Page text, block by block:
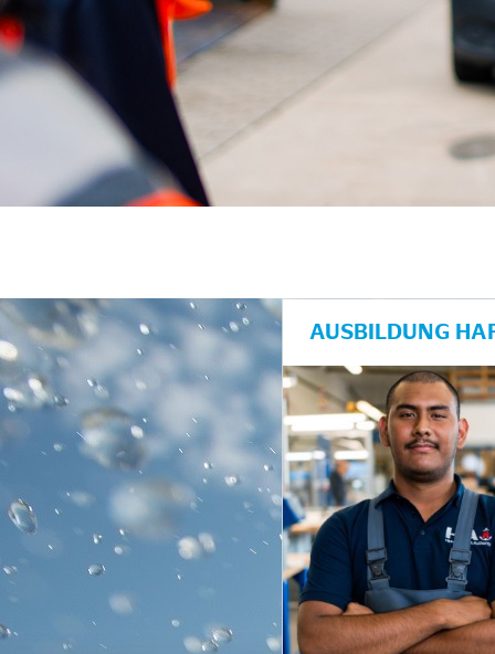
AUSBILDUNG